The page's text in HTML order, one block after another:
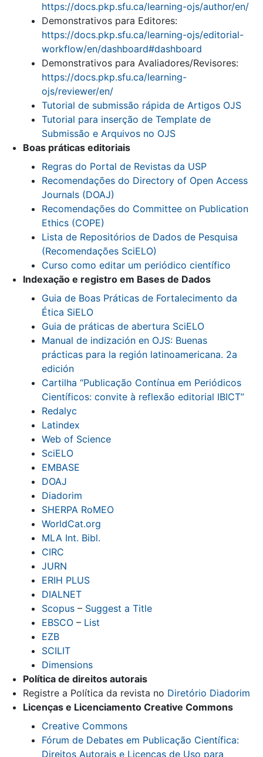
https://docs.pkp.sfu.ca/learning-ojs/author/en/
Demonstrativos para Editores:
https://docs.pkp.sfu.ca/learning-ojs/editorial-
workflow/en/dashboard#dashboard
Demonstrativos para Avaliadores/Revisores:
https://docs.pkp.sfu.ca/learning-
ojs/reviewer/en/
Tutorial de submissão rápida de Artigos OJS
Tutorial para inserção de Template de
Submissão e Arquivos no OJS
Boas práticas editoriais
Regras do Portal de Revistas da USP
Recomendações do Directory of Open Access
Journals (DOAJ)
Recomendações do Committee on Publication
Ethics (COPE)
Lista de Repositórios de Dados de Pesquisa
(Recomendações SciELO)
Curso como editar um periódico científico
Indexação e registro em Bases de Dados
Guia de Boas Práticas de Fortalecimento da
Ética SiELO
Guia de práticas de abertura SciELO
Manual de indización en OJS: Buenas
prácticas para la región latinoamericana. 2a
edición
Cartilha “Publicação Contínua em Periódicos
Científicos: convite à reflexão editorial IBICT”
Redalyc
Latindex
Web of Science
SciELO
EMBASE
DOAJ
Diadorim
SHERPA RoMEO
WorldCat.org
MLA Int. Bibl.
CIRC
JURN
ERIH PLUS
DIALNET
Scopus – Suggest a Title
EBSCO – List
EZB
SCILIT
Dimensions
Política de direitos autorais
Registre a Política da revista no Diretório Diadorim
Licenças e Licenciamento Creative Commons
Creative Commons
Fórum de Debates em Publicação Científica:
Direitos Autorais e Licenças de Uso para